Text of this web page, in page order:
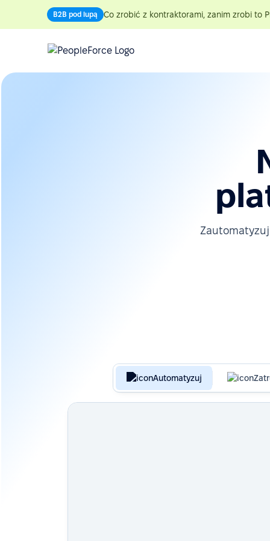
B2B pod lupą Co zrobić z kontraktorami, zanim zrobi to
Automatyzuj